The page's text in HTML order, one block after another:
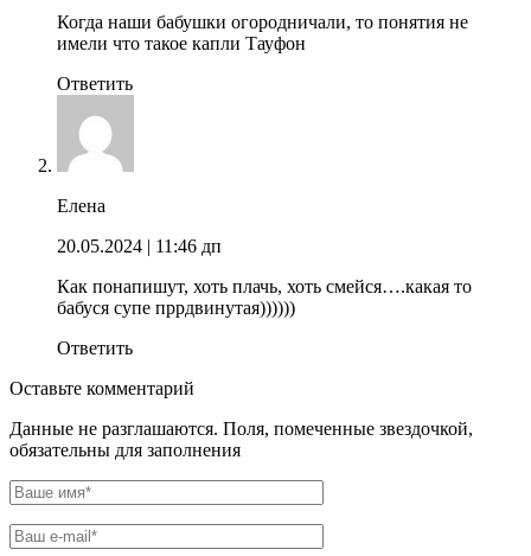
Когда наши бабушки огородничали, то понятия не
имели что такое капли Тауфон
Ответить
Елена
20.05.2024 | 11:46 дп
Как понапишут, хоть плачь, хоть смейся….какая то
бабуся супе пррдвинутая))))))
Ответить
Оставьте комментарий
Данные не разглашаются. Поля, помеченные звездочкой,
обязательны для заполнения